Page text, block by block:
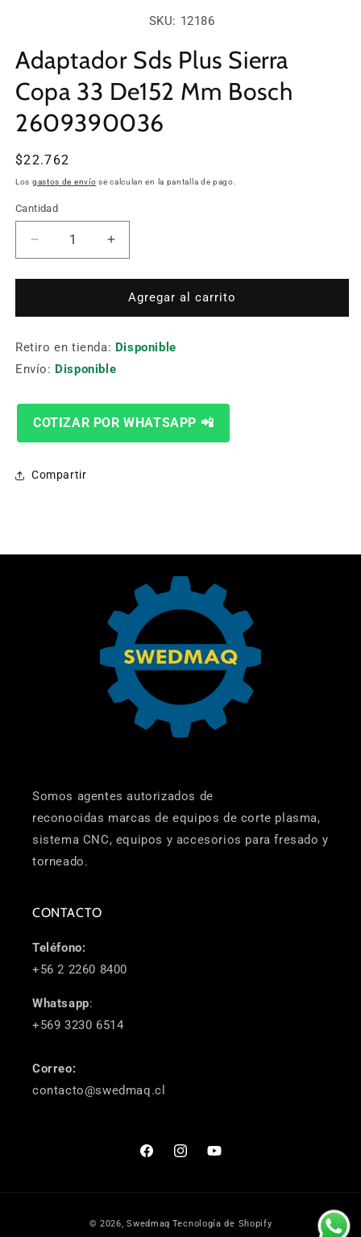
modal
SKU: 12186
Adaptador Sds Plus Sierra
Copa 33 De152 Mm Bosch
2609390036
Precio
habitual
$22.762
Los gastos de envío se calculan en la pantalla de pago.
Cantidad
Cantidad
Reducir
cantidad
para
Sds
Sierra
Copa
Mm
Bosch
Aumentar
cantidad
para
Adaptador
Sds
Sierra
Copa
Mm
Bosch
Agregar al carrito
Retiro en tienda: Disponible
Envío: Disponible
COTIZAR POR WHATSAPP 📲
Compartir
Somos agentes autorizados de
reconocidas marcas de equipos de corte plasma,
sistema CNC, equipos y accesorios para fresado y
torneado.
CONTACTO
Teléfono:
+56 2 2260 8400
Whatsapp:
+569 3230 6514
Correo:
contacto@swedmaq.cl
FacebookInstagramYouTube
© 2026,Swedmaq Tecnología de Shopify